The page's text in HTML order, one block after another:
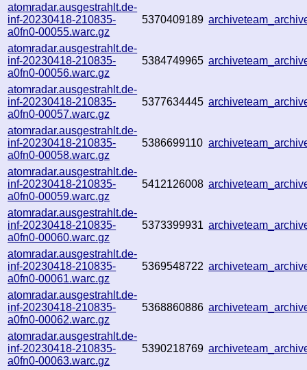
atomradar.ausgestrahlt.de-
inf-20230418-210835-
a0fn0-00055.warc.gz
5370409189
atomradar.ausgestrahlt.de-
inf-20230418-210835-
a0fn0-00056.warc.gz
5384749965
atomradar.ausgestrahlt.de-
inf-20230418-210835-
a0fn0-00057.warc.gz
5377634445
atomradar.ausgestrahlt.de-
inf-20230418-210835-
a0fn0-00058.warc.gz
5386699110
atomradar.ausgestrahlt.de-
inf-20230418-210835-
a0fn0-00059.warc.gz
5412126008
atomradar.ausgestrahlt.de-
inf-20230418-210835-
a0fn0-00060.warc.gz
5373399931
atomradar.ausgestrahlt.de-
inf-20230418-210835-
a0fn0-00061.warc.gz
5369548722
atomradar.ausgestrahlt.de-
inf-20230418-210835-
a0fn0-00062.warc.gz
5368860886
atomradar.ausgestrahlt.de-
inf-20230418-210835-
a0fn0-00063.warc.gz
5390218769